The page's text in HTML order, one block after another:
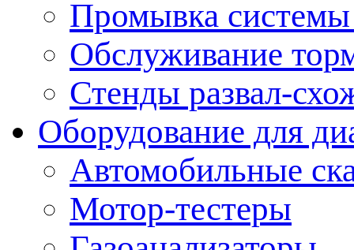
Промывка
Обслуживание
Стенды развал-
Оборудование для
Автомобильные
Мотор-тестеры